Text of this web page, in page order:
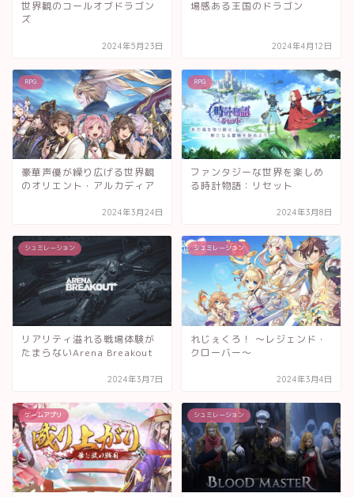
世界観のコールオブドラゴン
ズ
2024年5月23日
場感ある王国のドラゴン
2024年4月12日
RPG
豪華声優が繰り広げる世界観
のオリエント・アルカディア
2024年3月24日
RPG
ファンタジーな世界を楽しめ
る時計物語：リセット
2024年3月8日
シュミレーション
リアリティ溢れる戦場体験が
たまらないArena Breakout
2024年3月7日
シュミレーション
れじぇくろ！ ～レジェンド・
クローバー～
2024年3月4日
ゲームアプリ シュミレーション